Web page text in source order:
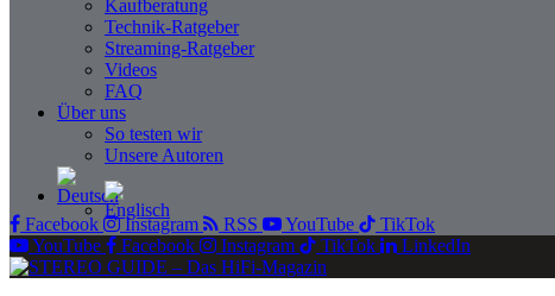
Kaufberatung
Technik-Ratgeber
Streaming-Ratgeber
Videos
FAQ
Über uns
So testen wir
Unsere Autoren
Facebook Instagram RSS YouTube
TikTok
YouTube
Facebook Instagram TikTok LinkedIn